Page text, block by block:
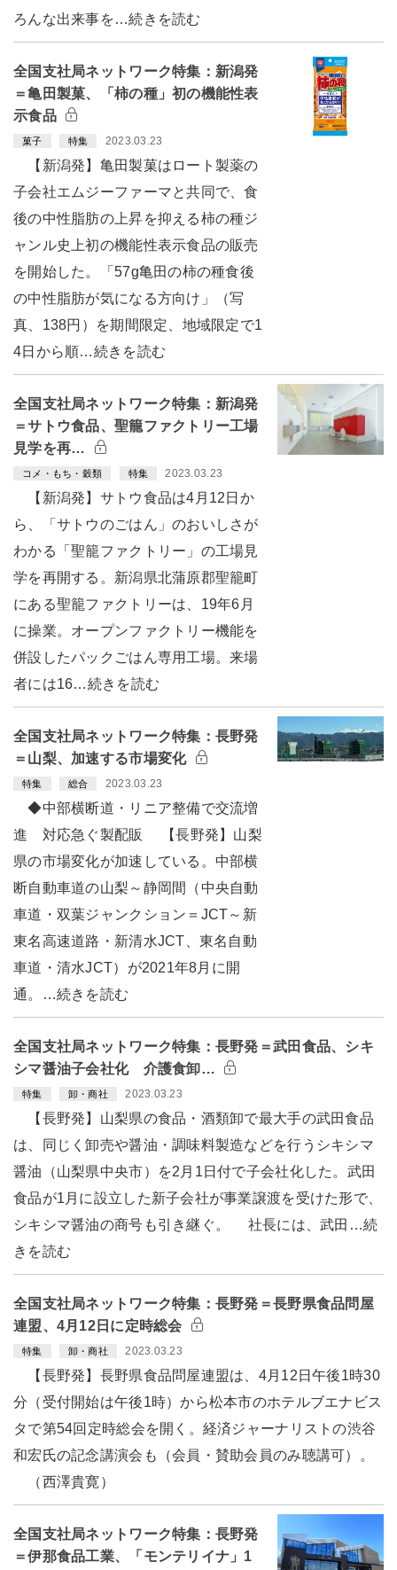
ろんな出来事を…続きを読む
全国支社局ネットワーク特集：新潟発
＝亀田製菓、「柿の種」初の機能性表
示食品
菓子 特集 2023.03.23
【新潟発】亀田製菓はロート製薬の
子会社エムジーファーマと共同で、食
後の中性脂肪の上昇を抑える柿の種ジ
ャンル史上初の機能性表示食品の販売
を開始した。「57g亀田の柿の種食後
の中性脂肪が気になる方向け」（写
真、138円）を期間限定、地域限定で1
4日から順…続きを読む
全国支社局ネットワーク特集：新潟発
＝サトウ食品、聖籠ファクトリー工場
見学を再…
コメ・もち・穀類 特集 2023.03.23
【新潟発】サトウ食品は4月12日か
ら、「サトウのごはん」のおいしさが
わかる「聖籠ファクトリー」の工場見
学を再開する。新潟県北蒲原郡聖籠町
にある聖籠ファクトリーは、19年6月
に操業。オープンファクトリー機能を
併設したパックごはん専用工場。来場
者には16…続きを読む
全国支社局ネットワーク特集：長野発
＝山梨、加速する市場変化
特集 総合 2023.03.23
◆中部横断道・リニア整備で交流増
進 対応急ぐ製配販 【長野発】山梨
県の市場変化が加速している。中部横
断自動車道の山梨～静岡間（中央自動
車道・双葉ジャンクション＝JCT～新
東名高速道路・新清水JCT、東名自動
車道・清水JCT）が2021年8月に開
通。…続きを読む
全国支社局ネットワーク特集：長野発＝武田食品、シキ
シマ醤油子会社化 介護食卸…
特集 卸・商社 2023.03.23
【長野発】山梨県の食品・酒類卸で最大手の武田食品
は、同じく卸売や醤油・調味料製造などを行うシキシマ
醤油（山梨県中央市）を2月1日付で子会社化した。武田
食品が1月に設立した新子会社が事業譲渡を受けた形で、
シキシマ醤油の商号も引き継ぐ。 社長には、武田…続
きを読む
全国支社局ネットワーク特集：長野発＝長野県食品問屋
連盟、4月12日に定時総会
特集 卸・商社 2023.03.23
【長野発】長野県食品問屋連盟は、4月12日午後1時30
分（受付開始は午後1時）から松本市のホテルブエナビス
タで第54回定時総会を開く。経済ジャーナリストの渋谷
和宏氏の記念講演会も（会員・賛助会員のみ聴講可）。
（西澤貴寛）
全国支社局ネットワーク特集：長野発
＝伊那食品工業、「モンテリイナ」1